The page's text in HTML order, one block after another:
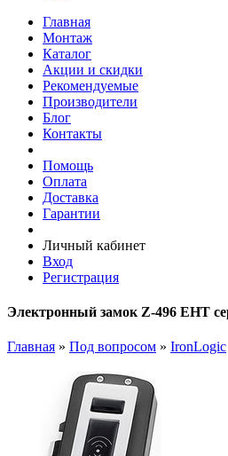
Главная
Монтаж
Каталог
Акции и скидки
Рекомендуемые
Производители
Блог
Контакты
Помощь
Оплата
Доставка
Гарантии
Личный кабинет
Вход
Регистрация
Электронный замок Z-496 EHT
Главная » Под вопросом » IronLogic